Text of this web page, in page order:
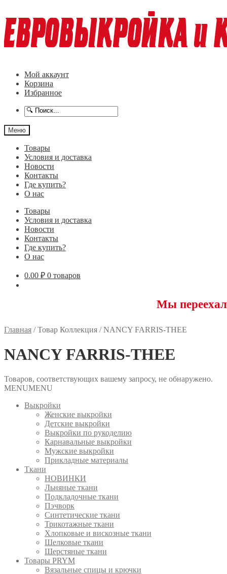
к
навигации
к
содержимому
Мой аккаунт
Корзина
Избранное
Меню
Товары
Условия и доставка
Новости
Контакты
Где купить?
О нас
Товары
Условия и доставка
Новости
Контакты
Где купить?
О нас
0.00 ₽ 0 товаров
Мы переехали!
Главная /Товар Коллекция /NANCY FARRIS-THEE
NANCY FARRIS-THEE
Товаров, соответствующих вашему запросу, не обнаружено.
MENUMENU
Выкройки
Женские выкройки
Детские выкройки
Выкройки по рукоделию
Карнавальные выкройки
Мужские выкройки
Прикладные материалы
Ткани
НОВИНКИ
Льняные ткани
Подкладочные ткани
Пэчворк
Синтетические ткани
Трикотажные ткани
Хлопковые и вискозные ткани
Шелковые ткани
Шерстяные ткани
Товары PRYM
Вязальные спицы и крючки